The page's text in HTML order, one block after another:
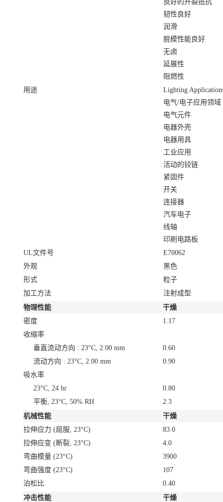
良好的开裂抵抗
韧性良好
润滑
脱模性能良好
无卤
延展性
阻燃性
用途
Lighting
电气/电子应用领域
电气元件
电器外壳
电器用具
工业应用
活动的铰链
紧固件
开关
连接器
汽车电子
线轴
印刷电路板
UL文件号
E70062
外观
黑色
形式
粒子
加工方法
注射成型
物理性能
干燥
密度
1.17
收缩率
垂直流动方向 : 23°C, 2.00 mm
0.60
流动方向 : 23°C, 2.00 mm
0.90
吸水率
23°C, 24 hr
0.80
平衡, 23°C, 50% RH
2.3
机械性能
干燥
拉伸应力 (屈服, 23°C)
83.0
拉伸应变 (断裂, 23°C)
4.0
弯曲模量 (23°C)
3900
弯曲强度 (23°C)
107
泊松比
0.40
冲击性能
干燥